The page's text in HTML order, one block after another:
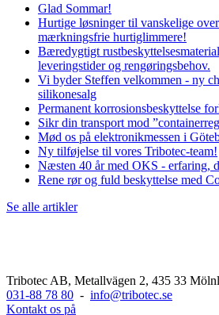
Glad Sommar!
Hurtige løsninger til vanskelige
mærkningsfrie hurtiglimmere!
Bæredygtigt
leveringstider og rengøringsbehov.
Vi byder Steffen velkommen - ny
silikonesalg
Permanent korrosionsbeskyttelse
Sikr din transport mod
Mød os på elektronikmessen i
Ny tilføjelse til vores Tribotec-team!
Næsten 40 år med OKS - erfaring,
Rene rør og fuld beskyttelse med
Se alle artikler
Tribotec AB, Metallvägen 2, 435 33
031-88 78 80 - info@tribotec.se
Kontakt os på